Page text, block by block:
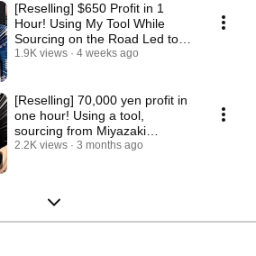
[Reselling] $650 Profit in 1
Hour! Using My Tool While
Sourcing on the Road Led to
Massive Gains!
1.9K views 4 weeks ago
[Reselling] 70,000 yen profit in
one hour! Using a tool,
sourcing from Miyazaki
Prefecture was al...
2.2K views 3 months ago